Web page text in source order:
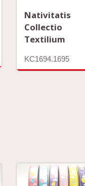
Nativitatis
Collectio
Textilium
KC1694.1695